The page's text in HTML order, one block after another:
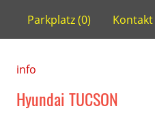
Parkplatz (0) Kontakt
info
Hyundai TUCSON